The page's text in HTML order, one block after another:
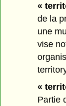
«
de la
une
vise
«
Partie